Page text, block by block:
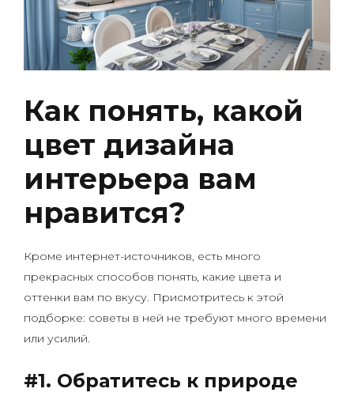
Как понять, какой
цвет дизайна
интерьера вам
нравится?
Кроме интернет-источников, есть много
прекрасных способов понять, какие цвета и
оттенки вам по вкусу. Присмотритесь к этой
подборке: советы в ней не требуют много времени
или усилий.
#1. Обратитесь к природе